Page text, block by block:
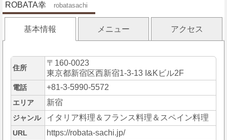
ROBATA幸 robatasachi
基本情報 メニュー アクセス
住所
〒160-0023
東京都新宿区西新宿1-3-13 I&Kビル2F
電話 +81-3-5990-5572
エリア 新宿
ジャンル イタリア料理＆フランス料理＆スペイン料理
URL https://robata-sachi.jp/